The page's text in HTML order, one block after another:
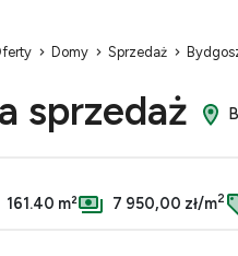
Domy Sprzedaż
sprzedaż
161.40 m² 7 950,00 zł/m2